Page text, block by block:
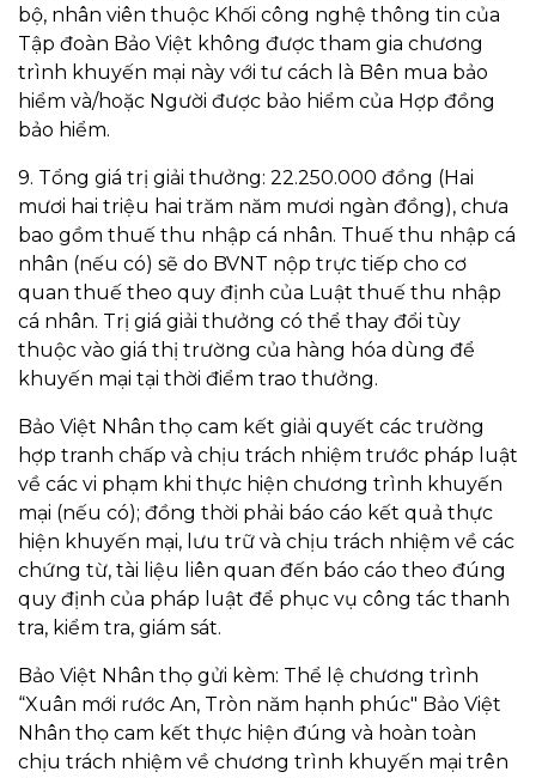
bộ, nhân viên thuộc Khối công nghệ thông tin của
Tập đoàn Bảo Việt không được tham gia chương
trình khuyến mại này với tư cách là Bên mua bảo
hiểm và/hoặc Người được bảo hiểm của Hợp đồng
bảo hiểm.
9. Tổng giá trị giải thưởng: 22.250.000 đồng (Hai
mươi hai triệu hai trăm năm mươi ngàn đồng), chưa
bao gồm thuế thu nhập cá nhân. Thuế thu nhập cá
nhân (nếu có) sẽ do BVNT nộp trực tiếp cho cơ
quan thuế theo quy định của Luật thuế thu nhập
cá nhân. Trị giá giải thưởng có thể thay đổi tùy
thuộc vào giá thị trường của hàng hóa dùng để
khuyến mại tại thời điểm trao thưởng.
Bảo Việt Nhân thọ cam kết giải quyết các trường
hợp tranh chấp và chịu trách nhiệm trước pháp luật
về các vi phạm khi thực hiện chương trình khuyến
mại (nếu có); đồng thời phải báo cáo kết quả thực
hiện khuyến mại, lưu trữ và chịu trách nhiệm về các
chứng từ, tài liệu liên quan đến báo cáo theo đúng
quy định của pháp luật để phục vụ công tác thanh
tra, kiểm tra, giám sát.
Bảo Việt Nhân thọ gửi kèm: Thể lệ chương trình
“Xuân mới rước An, Tròn năm hạnh phúc" Bảo Việt
Nhân thọ cam kết thực hiện đúng và hoàn toàn
chịu trách nhiệm về chương trình khuyến mại trên